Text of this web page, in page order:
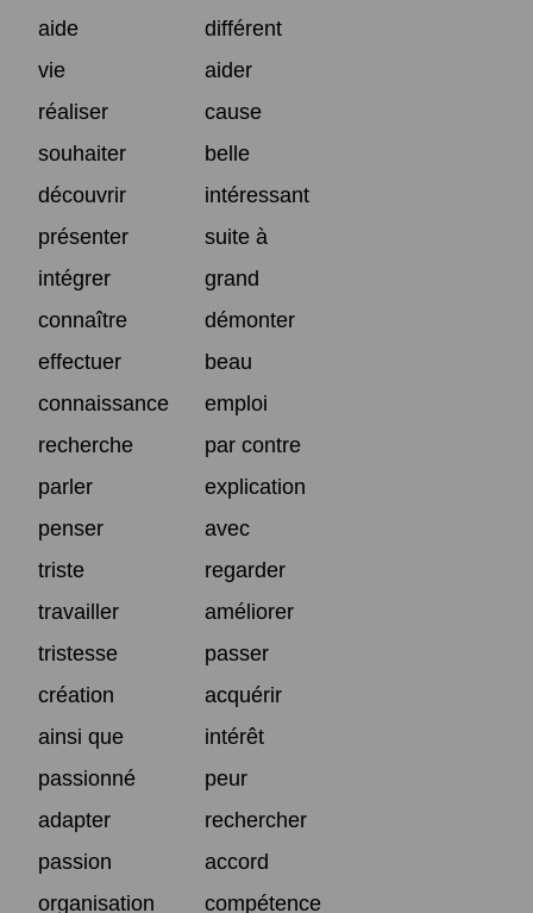
aide
différent
vie
aider
réaliser
cause
souhaiter
belle
découvrir
intéressant
présenter
suite à
intégrer
grand
connaître
démonter
effectuer
beau
connaissance
emploi
recherche
par contre
parler
explication
penser
avec
triste
regarder
travailler
améliorer
tristesse
passer
création
acquérir
ainsi que
intérêt
passionné
peur
adapter
rechercher
passion
accord
organisation
compétence